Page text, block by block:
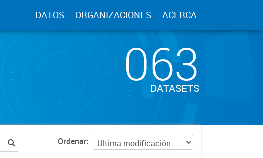
DATOS ORGANIZACIONES ACERCA
063
DATASETS
Ordenar